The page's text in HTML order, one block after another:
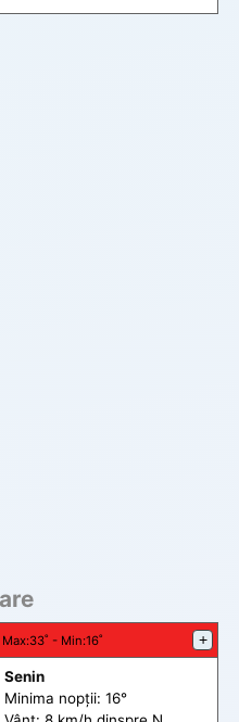
Max:33˚ - Min:16˚ +
Senin
Minima nopții: 16°